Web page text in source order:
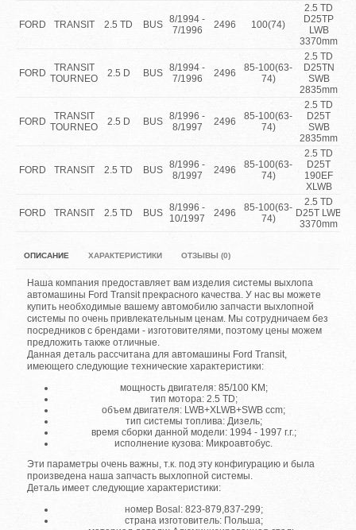
FORD TRANSIT 2.5 TD BUS
8/1994 -
7/1996
2496 100(74)
2.5 TD
D25TP
LWB
3370mm
FORD
TRANSIT
TOURNEO
2.5 D BUS
8/1994 -
7/1996
2496
85-100(63-
74)
2.5 TD
D25TN
SWB
2835mm
FORD
TRANSIT
TOURNEO
2.5 D BUS
8/1996 -
8/1997
2496
85-100(63-
74)
2.5 TD
D25T
SWB
2835mm
FORD TRANSIT 2.5 TD BUS
8/1996 -
8/1997
2496
85-100(63-
74)
2.5 TD
D25T
190EF
XLWB
FORD TRANSIT 2.5 TD BUS
8/1996 -
10/1997
2496
85-100(63-
74)
2.5 TD
D25T LWB
3370mm
ОПИСАНИЕ ХАРАКТЕРИСТИКИ ОТЗЫВЫ (0)
Наша компания предоставляет вам изделия системы выхлопа
автомашины Ford Transit прекрасного качества. У нас вы можете
купить необходимые вашему автомобилю запчасти выхлопной
системы по очень привлекательным ценам. Мы сотрудничаем без
посредников с брендами - изготовителями, поэтому цены можем
предложить также отличные.
Данная деталь рассчитана для автомашины Ford Transit,
имеющего следующие технические характеристики:
мощность двигателя: 85/100 KM;
тип мотора: 2.5 TD;
объем двигателя: LWB+XLWB+SWB ccm;
тип системы топлива: Дизель;
время сборки данной модели: 1994 - 1997 г.г.;
исполнение кузова: Микроавтобус.
Эти параметры очень важны, т.к. под эту конфигурацию и была
произведена наша запчасть выхлопной системы.
Деталь имеет следующие характеристики:
номер Bosal: 823-879,837-299;
страна изготовитель: Польша;